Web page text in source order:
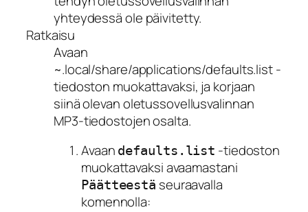
yhteydessä ole päivitetty.
Ratkaisu
Avaan
~.local/share/applications/defaults.list -
tiedoston muokattavaksi, ja korjaan
siinä olevan oletussovellusvalinnan
MP3-tiedostojen osalta.
Avaan defaults.list -tiedoston
muokattavaksi avaamastani
Päätteestä seuraavalla
komennolla: